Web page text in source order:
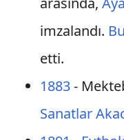
imzalandı.
etti.
1883-
Sanatlar